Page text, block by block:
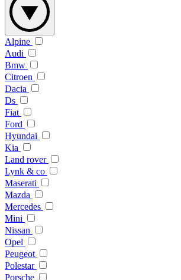
Alpine
Audi
Bmw
Citroen
Dacia
Ds
Fiat
Ford
Hyundai
Kia
Land rover
Lynk & co
Maserati
Mazda
Mercedes
Mini
Nissan
Opel
Peugeot
Polestar
Porsche